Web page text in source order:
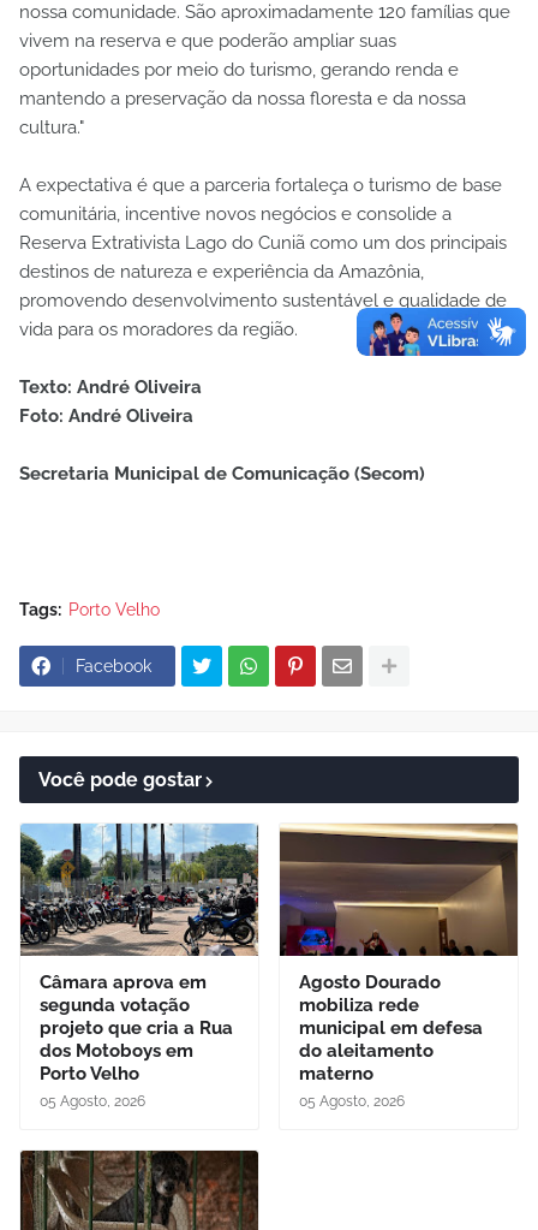
nossa comunidade. São aproximadamente 120 famílias que
vivem na reserva e que poderão ampliar suas
oportunidades por meio do turismo, gerando renda e
mantendo a preservação da nossa floresta e da nossa
cultura."
A expectativa é que a parceria fortaleça o turismo de base
comunitária, incentive novos negócios e consolide a
Reserva Extrativista Lago do Cuniã como um dos principais
destinos de natureza e experiência da Amazônia,
promovendo desenvolvimento sustentável e qualidade de
vida para os moradores da região.
Texto: André Oliveira
Foto: André Oliveira
Secretaria Municipal de Comunicação (Secom)
Tags: Porto Velho
Facebook
Você pode gostar
Câmara aprova em
segunda votação
projeto que cria a Rua
dos Motoboys em
Porto Velho
05 Agosto, 2026
Agosto Dourado
mobiliza rede
municipal em defesa
do aleitamento
materno
05 Agosto, 2026